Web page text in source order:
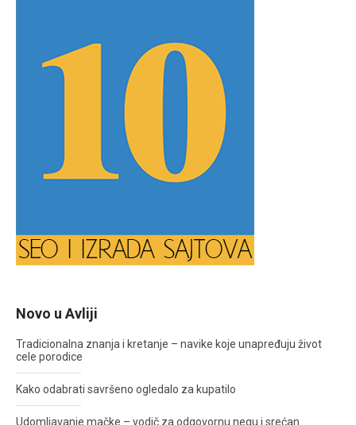
Novo u Avliji
Tradicionalna znanja i kretanje – navike koje unapređuju život
cele porodice
Kako odabrati savršeno ogledalo za kupatilo
Udomljavanje mačke – vodič za odgovornu negu i srećan